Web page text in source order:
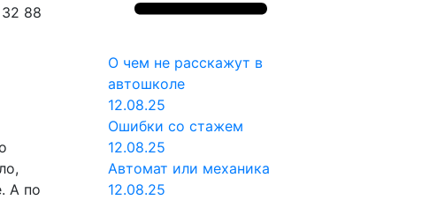
88
А по
О чем не расскажут в
автошколе
12.08.25
Ошибки со стажем
12.08.25
Автомат или механика
12.08.25